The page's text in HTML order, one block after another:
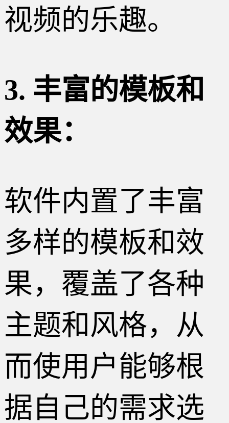
视频的乐趣。
3. 丰富的模板和
效果：
软件内置了丰富
多样的模板和效
果，覆盖了各种
主题和风格，从
而使用户能够根
据自己的需求选